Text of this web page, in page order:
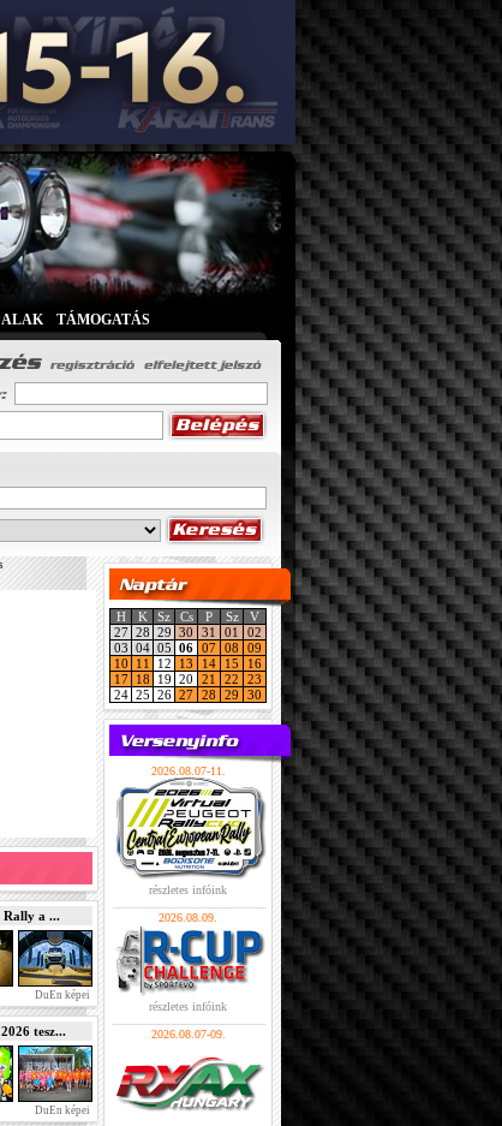
TÁMOGATÁS
Rally a ...
DuEn képei
tesz...
DuEn képei
H K Sz Cs P Sz
V
27 28 29 30 31 01
02
03 04 05 06 07 08
09
10
11 12 13 14 15
16
17
18 19 20 21 22
23
24 25 26 27 28 29 30
2026.08.07-11.
részletes infóink
2026.08.09.
részletes infóink
2026.08.07-09.